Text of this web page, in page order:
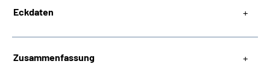
Eckdaten
Zusammenfassung